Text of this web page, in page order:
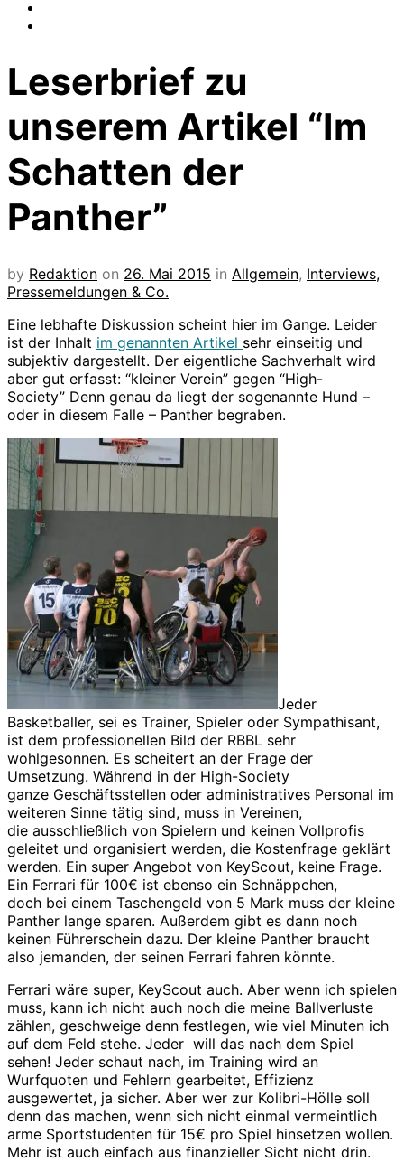
Leserbrief zu
unserem Artikel “Im
Schatten der
Panther”
by Redaktion on 26. Mai 2015 in Allgemein, Interviews,
Pressemeldungen & Co.
Eine lebhafte Diskussion scheint hier im Gange. Leider
ist der Inhalt im genannten Artikel sehr einseitig und
subjektiv dargestellt. Der eigentliche Sachverhalt wird
aber gut erfasst: “kleiner Verein” gegen “High-
Society” Denn genau da liegt der sogenannte Hund –
oder in diesem Falle – Panther begraben.
Jeder
Basketballer, sei es Trainer, Spieler oder Sympathisant,
ist dem professionellen Bild der RBBL sehr
wohlgesonnen. Es scheitert an der Frage der
Umsetzung. Während in der High-Society
ganze Geschäftsstellen oder administratives Personal im
weiteren Sinne tätig sind, muss in Vereinen,
die ausschließlich von Spielern und keinen Vollprofis
geleitet und organisiert werden, die Kostenfrage geklärt
werden. Ein super Angebot von KeyScout, keine Frage.
Ein Ferrari für 100€ ist ebenso ein Schnäppchen,
doch bei einem Taschengeld von 5 Mark muss der kleine
Panther lange sparen. Außerdem gibt es dann noch
keinen Führerschein dazu. Der kleine Panther braucht
also jemanden, der seinen Ferrari fahren könnte.
Ferrari wäre super, KeyScout auch. Aber wenn ich spielen
muss, kann ich nicht auch noch die meine Ballverluste
zählen, geschweige denn festlegen, wie viel Minuten ich
auf dem Feld stehe. Jeder will das nach dem Spiel
sehen! Jeder schaut nach, im Training wird an
Wurfquoten und Fehlern gearbeitet, Effizienz
ausgewertet, ja sicher. Aber wer zur Kolibri-Hölle soll
denn das machen, wenn sich nicht einmal vermeintlich
arme Sportstudenten für 15€ pro Spiel hinsetzen wollen.
Mehr ist auch einfach aus finanzieller Sicht nicht drin.